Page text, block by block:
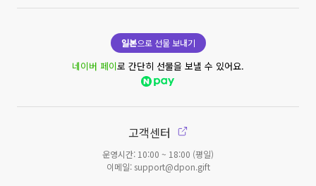
일본으로 선물 보내기
네이버 페이로 간단히 선물을 보낼 수 있어요.
고객센터
운영시간: 10:00 ~ 18:00 (평일)
이메일: support@dpon.gift